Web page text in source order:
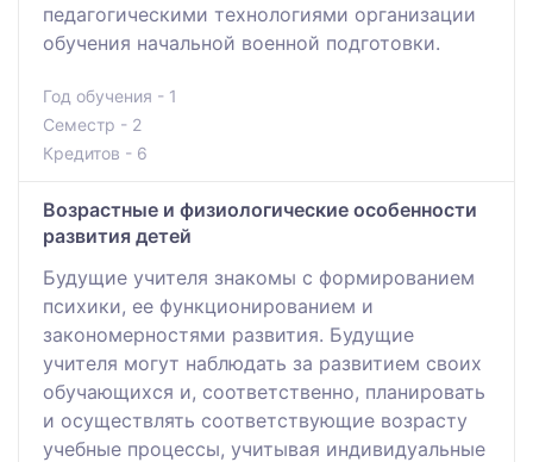
педагогическими технологиями организации
обучения начальной военной подготовки.
Год обучения - 1
Семестр - 2
Кредитов - 6
Возрастные и физиологические особенности
развития детей
Будущие учителя знакомы с формированием
психики, ее функционированием и
закономерностями развития. Будущие
учителя могут наблюдать за развитием своих
обучающихся и, соответственно, планировать
и осуществлять соответствующие возрасту
учебные процессы, учитывая индивидуальные